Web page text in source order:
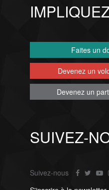
Faites un
Devenez un
Devenez un
SUIVEZ-
Suivez-nous